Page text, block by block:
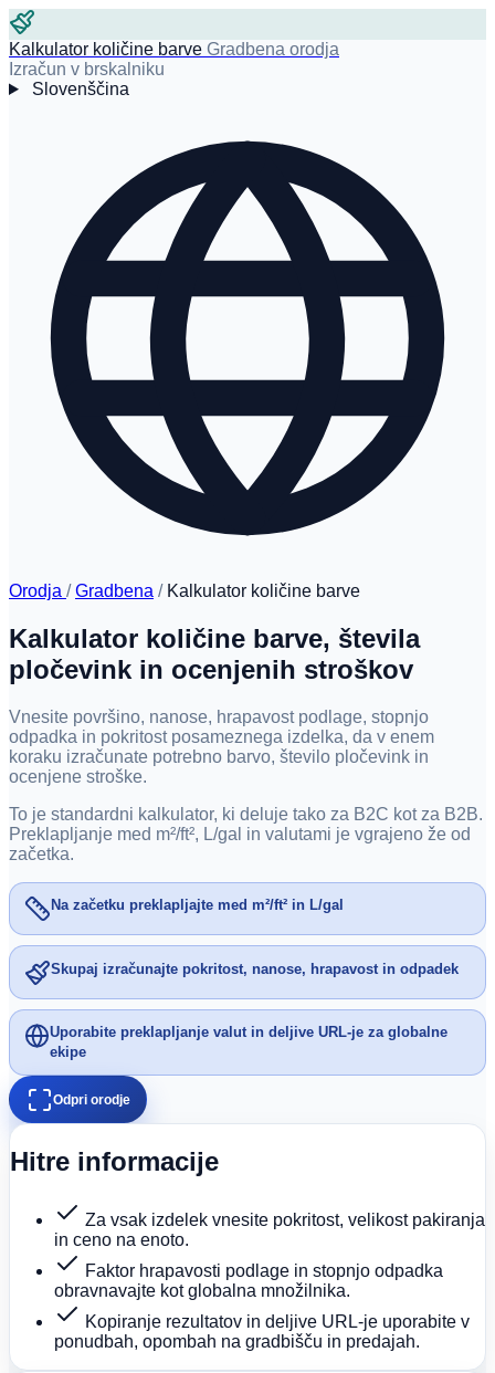
Kalkulator količine barve Gradbena orodja
Izračun v brskalniku
Slovenščina
Orodja / Gradbena / Kalkulator količine barve
Kalkulator količine barve, števila
pločevink in ocenjenih stroškov
Vnesite površino, nanose, hrapavost podlage, stopnjo
odpadka in pokritost posameznega izdelka, da v enem
koraku izračunate potrebno barvo, število pločevink in
ocenjene stroške.
To je standardni kalkulator, ki deluje tako za B2C kot za B2B.
Preklapljanje med m²/ft², L/gal in valutami je vgrajeno že od
začetka.
Na začetku preklapljajte med m²/ft² in L/gal
Skupaj izračunajte pokritost, nanose, hrapavost in odpadek
Uporabite preklapljanje valut in deljive URL-je za globalne
ekipe
Odpri orodje
Hitre informacije
Za vsak izdelek vnesite pokritost, velikost pakiranja
in ceno na enoto.
Faktor hrapavosti podlage in stopnjo odpadka
obravnavajte kot globalna množilnika.
Kopiranje rezultatov in deljive URL-je uporabite v
ponudbah, opombah na gradbišču in predajah.